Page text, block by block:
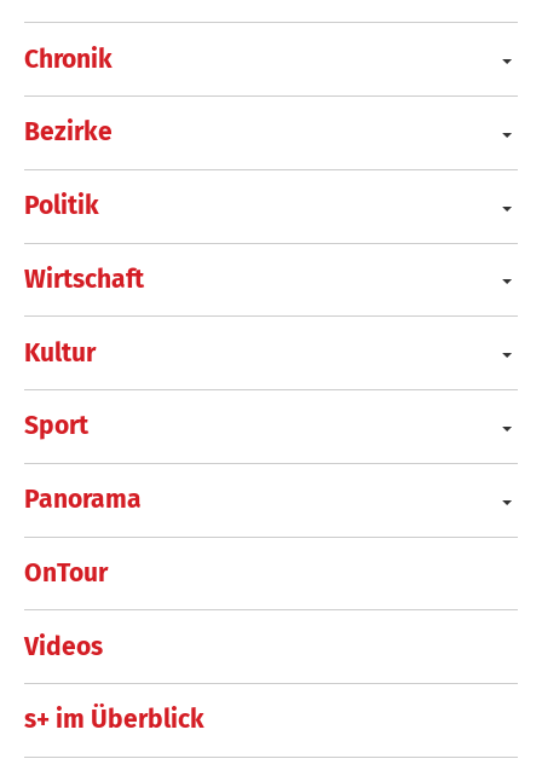
Chronik
Bezirke
Politik
Wirtschaft
Kultur
Sport
Panorama
OnTour
Videos
s+ im Überblick